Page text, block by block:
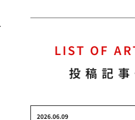
LIST OF
投稿記事
2026.06.09